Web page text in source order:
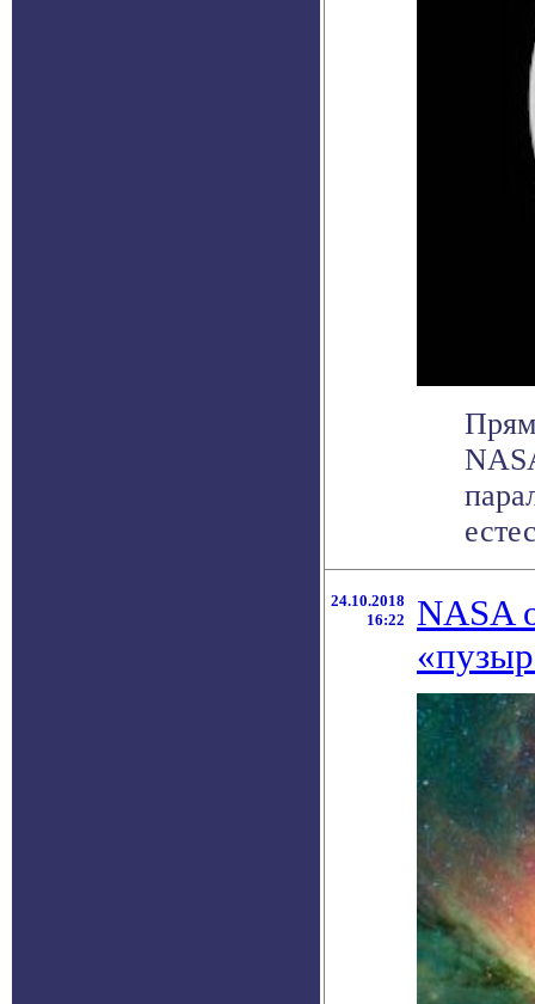
24.10.2018
16:22
NASA